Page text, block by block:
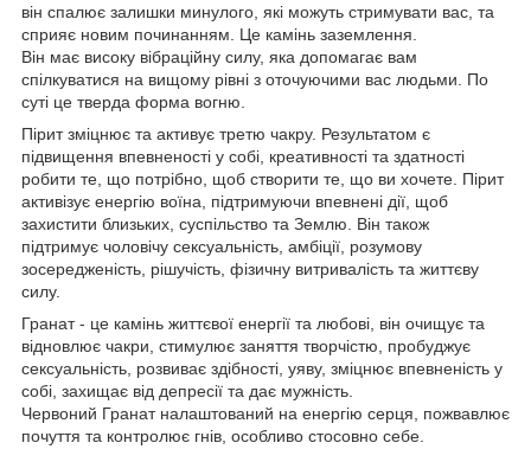
він спалює залишки минулого, які можуть стримувати вас, та
сприяє новим починанням. Це камінь заземлення.
Він має високу вібраційну силу, яка допомагає вам
спілкуватися на вищому рівні з оточуючими вас людьми. По
суті це тверда форма вогню.
Пірит зміцнює та активує третю чакру. Результатом є
підвищення впевненості у собі, креативності та здатності
робити те, що потрібно, щоб створити те, що ви хочете. Пірит
активізує енергію воїна, підтримуючи впевнені дії, щоб
захистити близьких, суспільство та Землю. Він також
підтримує чоловічу сексуальність, амбіції, розумову
зосередженість, рішучість, фізичну витривалість та життєву
силу.
Гранат - це камінь життєвої енергії та любові, він очищує та
відновлює чакри, стимулює заняття творчістю, пробуджує
сексуальність, розвиває здібності, уяву, зміцнює впевненість у
собі, захищає від депресії та дає мужність.
Червоний Гранат налаштований на енергію серця, пожвавлює
почуття та контролює гнів, особливо стосовно себе.